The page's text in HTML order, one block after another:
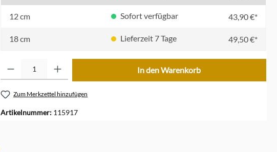
12 cm Sofort verfügbar 43,90 €*
18 cm Lieferzeit 7 Tage 49,50 €*
In den Warenkorb
Zum Merkzettel hinzufügen
Artikelnummer: 115917